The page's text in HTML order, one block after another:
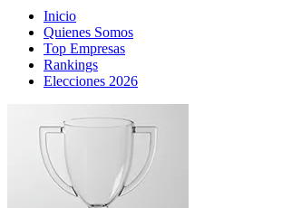
Inicio
Quienes Somos
Top Empresas
Rankings
Elecciones 2026